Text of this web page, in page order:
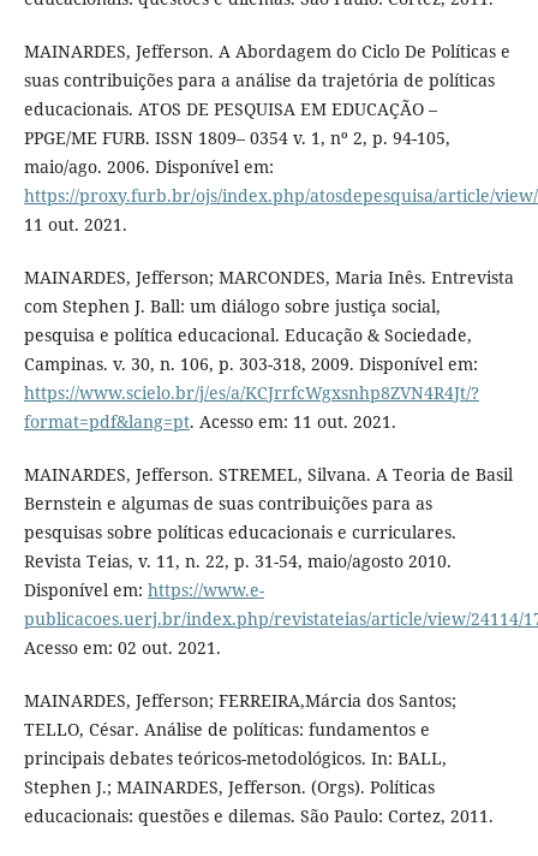
MAINARDES, Jefferson. A Abordagem do Ciclo De Políticas e
suas contribuições para a análise da trajetória de políticas
educacionais. ATOS DE PESQUISA EM EDUCAÇÃO –
PPGE/ME FURB. ISSN 1809– 0354 v. 1, nº 2, p. 94-105,
maio/ago. 2006. Disponível em:
https://proxy.furb.br/ojs/index.php/atosdepesquisa/article/
11 out. 2021.
MAINARDES, Jefferson; MARCONDES, Maria Inês. Entrevista
com Stephen J. Ball: um diálogo sobre justiça social,
pesquisa e política educacional. Educação & Sociedade,
Campinas. v. 30, n. 106, p. 303-318, 2009. Disponível em:
https://www.scielo.br/j/es/a/KCJrrfcWgxsnhp8ZVN4R4Jt/?
format=pdf&lang=pt. Acesso em: 11 out. 2021.
MAINARDES, Jefferson. STREMEL, Silvana. A Teoria de Basil
Bernstein e algumas de suas contribuições para as
pesquisas sobre políticas educacionais e curriculares.
Revista Teias, v. 11, n. 22, p. 31-54, maio/agosto 2010.
Disponível em: https://www.e-
publicacoes.uerj.br/index.php/revistateias/article/view/24114/
Acesso em: 02 out. 2021.
MAINARDES, Jefferson; FERREIRA,Márcia dos Santos;
TELLO, César. Análise de políticas: fundamentos e
principais debates teóricos-metodológicos. In: BALL,
Stephen J.; MAINARDES, Jefferson. (Orgs). Políticas
educacionais: questões e dilemas. São Paulo: Cortez, 2011.